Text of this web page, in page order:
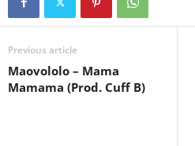
Previous article
Maovololo – Mama
Mamama (Prod. Cuff B)